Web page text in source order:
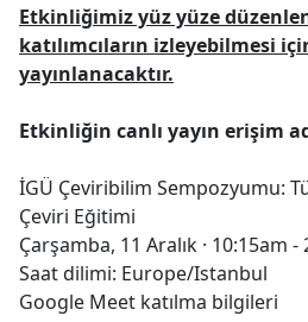
Etkinliğimiz yüz yüze
katılımcıların izleyebilmesi
yayınlanacaktır.
Etkinliğin canlı yayın erişim
İGÜ Çeviribilim Sempozyumu:
Çeviri Eğitimi
Çarşamba, 11 Aralık · 10:15am -
Saat dilimi: Europe/Istanbul
Google Meet katılma bilgileri